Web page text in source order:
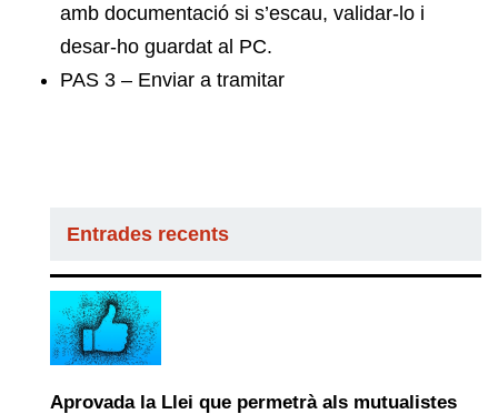
amb documentació si s’escau, validar-lo i
desar-ho guardat al PC.
PAS 3 – Enviar a tramitar
Entrades recents
Aprovada la Llei que permetrà als mutualistes